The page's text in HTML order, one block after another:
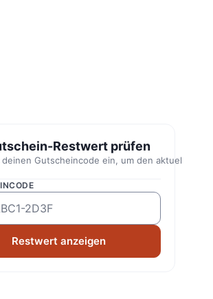
Restwert prüfen
deinen Gutscheincode ein, um den aktuellen
Restwert anzeigen